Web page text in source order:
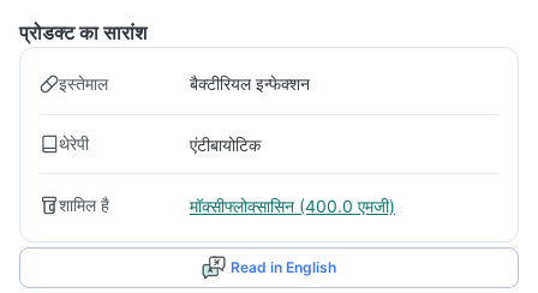
प्रोडक्ट का सारांश
इस्तेमाल बैक्टीरियल इन्फेक्शन
थेरेपी एंटीबायोटिक
शामिल है मॉक्सीफ्लोक्सासिन (400.0 एमजी)
Read in English